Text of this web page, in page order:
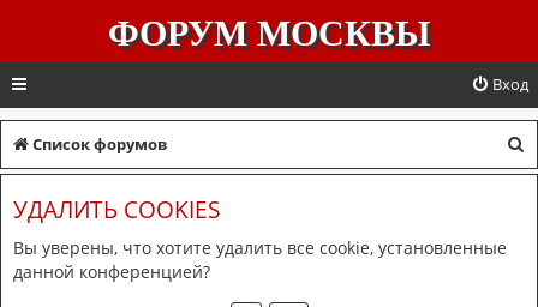
ФОРУМ МОСКВЫ
Вход
Список форумов
о
УДАЛИТЬ COOKIES
Вы уверены, что хотите удалить все cookie, установленные
данной конференцией?